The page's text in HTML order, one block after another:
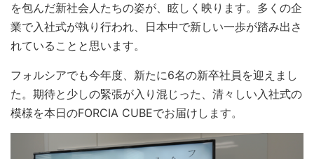
を包んだ新社会人たちの姿が、眩しく映ります。多くの企
業で入社式が執り行われ、日本中で新しい一歩が踏み出さ
れていることと思います。
フォルシアでも今年度、新たに6名の新卒社員を迎えまし
た。期待と少しの緊張が入り混じった、清々しい入社式の
模様を本日のFORCIA CUBEでお届けします。